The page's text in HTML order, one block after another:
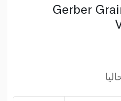
Gerber